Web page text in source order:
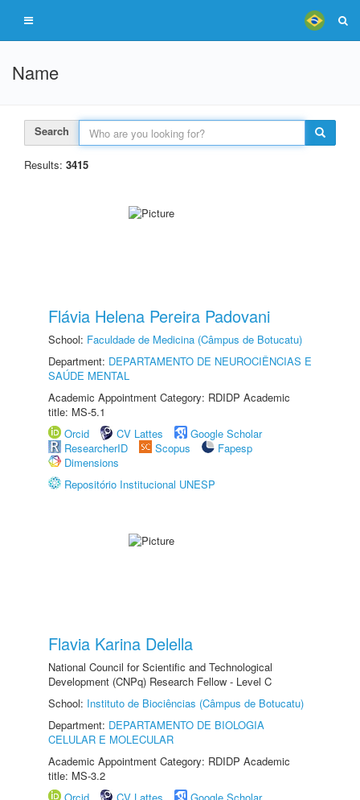
Name
Search
Results: 3415
Flávia Helena Pereira Padovani
School: Faculdade de Medicina (Câmpus de Botucatu)
Department: DEPARTAMENTO DE NEUROCIÊNCIAS E
SAÚDE MENTAL
Academic Appointment Category: RDIDP Academic
title: MS-5.1
Orcid
CV Lattes
Google Scholar
ResearcherID
Scopus
Fapesp
Dimensions
Repositório Institucional UNESP
Flavia Karina Delella
National Council for Scientific and Technological
Development (CNPq) Research Fellow - Level C
School: Instituto de Biociências (Câmpus de Botucatu)
Department: DEPARTAMENTO DE BIOLOGIA
CELULAR E MOLECULAR
Academic Appointment Category: RDIDP Academic
title: MS-3.2